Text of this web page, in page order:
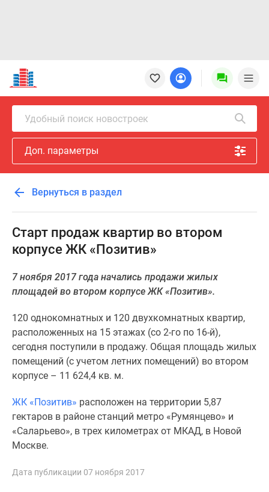
Новостройки
Квартиры
Ипотека
Новостройки
Москвы
Новостройки
Подмосковья
Новостройки
Москвы
Готовые
новостройки
Новостройки
Специальные
предложения
Коммерческие
помещения
Продавцы
застройщики
Панорамы
новостроек
Видеообзор
новостроек
Экспертиза
Экология
Удобный поиск новостроек
Доп. параметры
Вернуться в раздел
Старт продаж квартир во втором
корпусе ЖК «Позитив»
7 ноября 2017 года начались продажи жилых
площадей во втором корпусе ЖК «Позитив».
120 однокомнатных и 120 двухкомнатных квартир,
расположенных на 15 этажах (со 2-го по 16-й),
сегодня поступили в продажу. Общая площадь жилых
помещений (с учетом летних помещений) во втором
корпусе – 11 624,4 кв. м.
ЖК «Позитив» расположен на территории 5,87
гектаров в районе станций метро «Румянцево» и
«Саларьево», в трех километрах от МКАД, в Новой
Москве.
Дата публикации 07 ноября 2017